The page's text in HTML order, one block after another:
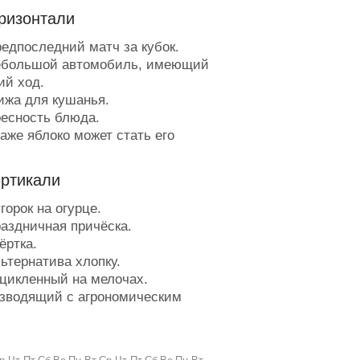
матч за кубок.
автомобиль, имеющий
ход.
для кушанья.
блюда.
яблоко может стать его
автомобильная.
закупорить сосуд.
головоломка.
для куколки.
суставы.
развесистой рекламы.
- геликоптер.
на огурце.
причёска.
хлопку.
на мелочах.
с агрономическим